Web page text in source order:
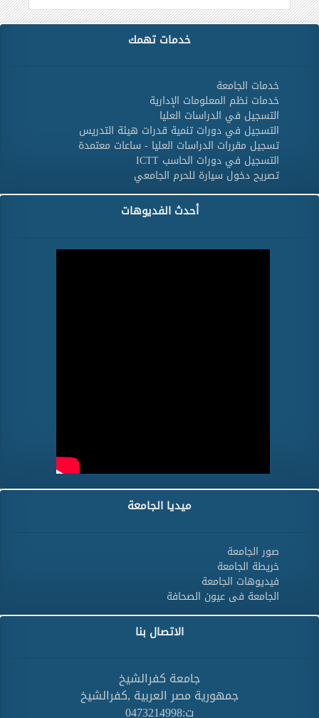
خدمات تهمك
خدمات الجامعة
خدمات نظم المعلومات الإدارية
التسجيل في الدراسات العليا
التسجيل في دورات تنمية قدرات هيئة التدريس
تسجيل مقررات الدراسات العليا - ساعات معتمدة
التسجيل في دورات الحاسب ICTT
تصريح دخول سيارة للحرم الجامعي
أحدث الفديوهات
ميديا الجامعة
صور الجامعة
خريطة الجامعة
فيديوهات الجامعة
الجامعة فى عيون الصحافة
الاتصال بنا
جامعة كفرالشيخ
جمهورية مصر العربية ,كفرالشيخ
ت:0473214998